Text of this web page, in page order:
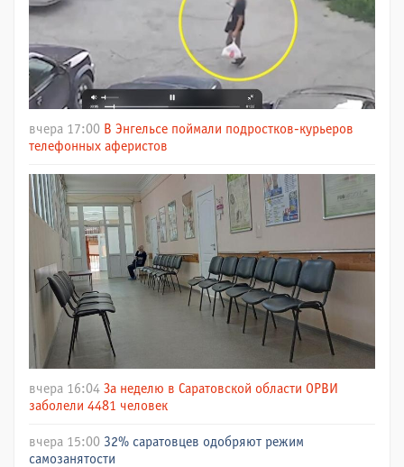
вчера 17:00 В Энгельсе поймали подростков-курьеров
телефонных аферистов
вчера 16:04 За неделю в Саратовской области ОРВИ
заболели 4481 человек
вчера 15:00 32% саратовцев одобряют режим
самозанятости